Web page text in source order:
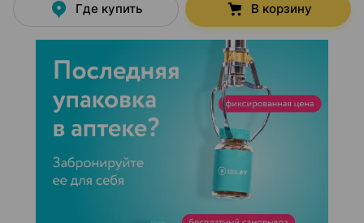
Где купить В корзину